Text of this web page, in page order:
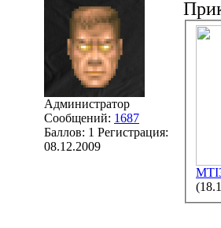
Администратор
Сообщений: 1687
Баллов: 1 Регистрация:
08.12.2009